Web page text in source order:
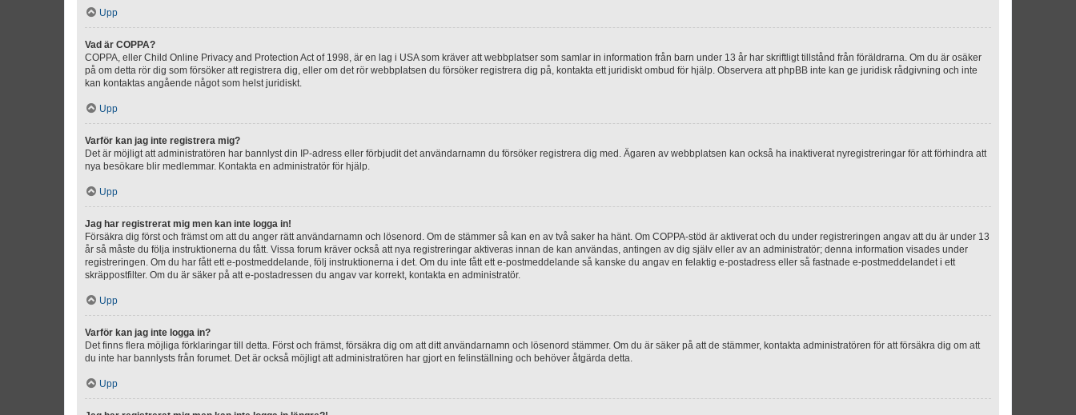
Upp
Vad är COPPA?
COPPA, eller Child Online Privacy and Protection Act of 1998, är en lag i USA som kräver att webbplatser som samlar in information från barn under 13 år har skriftligt tillstånd från föräldrarna. Om du är osäker
på om detta rör dig som försöker att registrera dig, eller om det rör webbplatsen du försöker registrera dig på, kontakta ett juridiskt ombud för hjälp. Observera att phpBB inte kan ge juridisk rådgivning och inte
kan kontaktas angående något som helst juridiskt.
Upp
Varför kan jag inte registrera mig?
Det är möjligt att administratören har bannlyst din IP-adress eller förbjudit det användarnamn du försöker registrera dig med. Ägaren av webbplatsen kan också ha inaktiverat nyregistreringar för att förhindra att
nya besökare blir medlemmar. Kontakta en administratör för hjälp.
Upp
Jag har registrerat mig men kan inte logga in!
Försäkra dig först och främst om att du anger rätt användarnamn och lösenord. Om de stämmer så kan en av två saker ha hänt. Om COPPA-stöd är aktiverat och du under registreringen angav att du är under 13
år så måste du följa instruktionerna du fått. Vissa forum kräver också att nya registreringar aktiveras innan de kan användas, antingen av dig själv eller av an administratör; denna information visades under
registreringen. Om du har fått ett e-postmeddelande, följ instruktionerna i det. Om du inte fått ett e-postmeddelande så kanske du angav en felaktig e-postadress eller så fastnade e-postmeddelandet i ett
skräppostfilter. Om du är säker på att e-postadressen du angav var korrekt, kontakta en administratör.
Upp
Varför kan jag inte logga in?
Det finns flera möjliga förklaringar till detta. Först och främst, försäkra dig om att ditt användarnamn och lösenord stämmer. Om du är säker på att de stämmer, kontakta administratören för att försäkra dig om att
du inte har bannlysts från forumet. Det är också möjligt att administratören har gjort en felinställning och behöver åtgärda detta.
Upp